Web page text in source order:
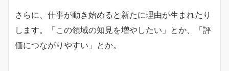
さらに、仕事が動き始めると新たに理由が生まれたり
します。「この領域の知見を増やしたい」とか、「評
価につながりやすい」とか。